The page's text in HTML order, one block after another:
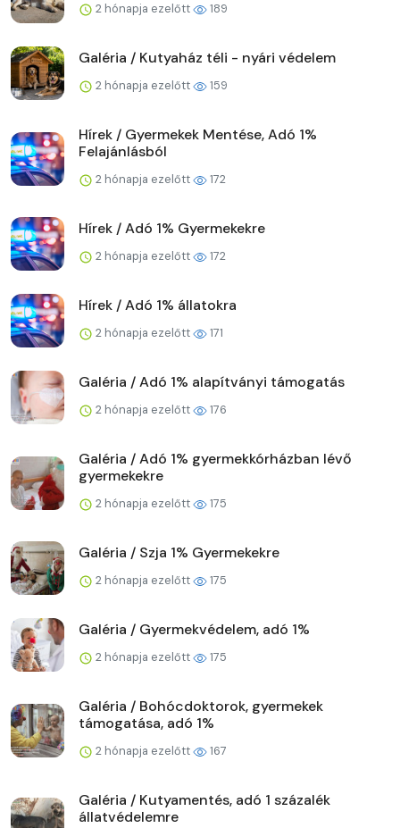
2 hónapja ezelőtt 189
Galéria / Kutyaház téli - nyári védelem
2 hónapja ezelőtt 159
Hírek / Gyermekek Mentése, Adó 1%
Felajánlásból
2 hónapja ezelőtt 172
Hírek / Adó 1% Gyermekekre
2 hónapja ezelőtt 172
Hírek / Adó 1% állatokra
2 hónapja ezelőtt 171
Galéria / Adó 1% alapítványi támogatás
2 hónapja ezelőtt 176
Galéria / Adó 1% gyermekkórházban lévő
gyermekekre
2 hónapja ezelőtt 175
Galéria / Szja 1% Gyermekekre
2 hónapja ezelőtt 175
Galéria / Gyermekvédelem, adó 1%
2 hónapja ezelőtt 175
Galéria / Bohócdoktorok, gyermekek
támogatása, adó 1%
2 hónapja ezelőtt 167
Galéria / Kutyamentés, adó 1 százalék
állatvédelemre